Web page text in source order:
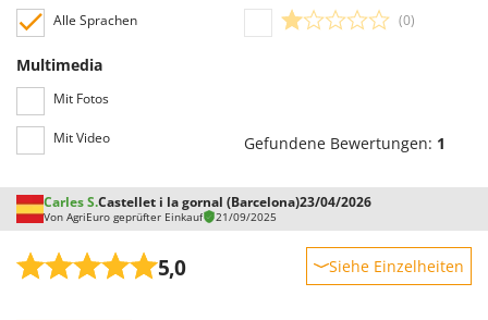
Santos
Schnitzer
Seven Italy
Shark
Silky
Sirman
Alle Sprachen
Multimedia
Mit Fotos
Mit Video
(0)
Gefundene Bewertungen: 1
Carles S.Castellet i la gornal (Barcelona)23/04/2026
Von AgriEuro geprüfter Einkauf 21/09/2025
5,0 Siehe Einzelheiten